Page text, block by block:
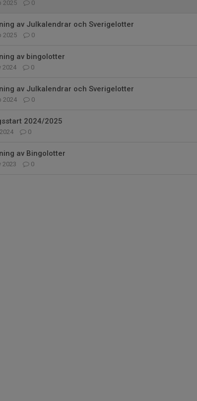
2025 0
av Julkalendrar och Sverigelotter
2025 0
av bingolotter
2024 0
av Julkalendrar och Sverigelotter
2024 0
2024/2025
0
av Bingolotter
2023 0